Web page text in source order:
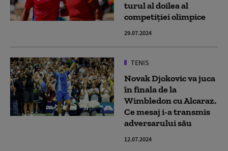
turul al doilea al
competiţiei olimpice
29.07.2024
TENIS
Novak Djokovic va juca
în finala de la
Wimbledon cu Alcaraz.
Ce mesaj i-a transmis
adversarului său
12.07.2024